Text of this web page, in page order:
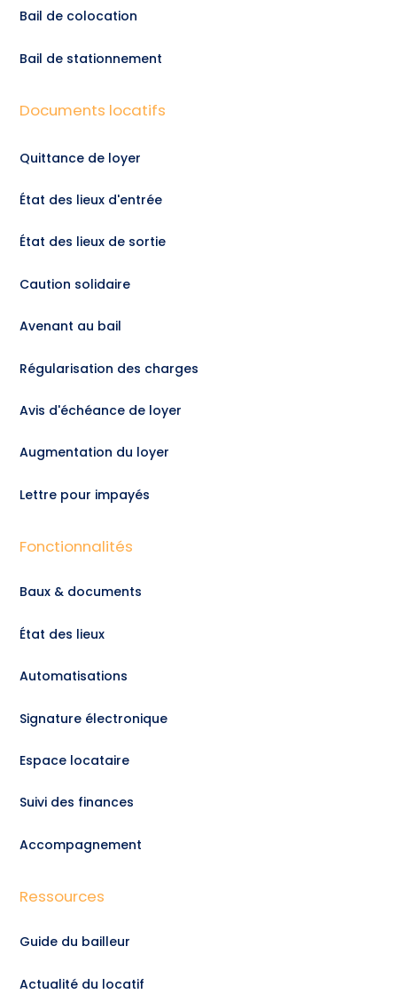
Bail de colocation
Bail de stationnement
Documents locatifs
Quittance de loyer
État des lieux d'entrée
État des lieux de sortie
Caution solidaire
Avenant au bail
Régularisation des charges
Avis d'échéance de loyer
Augmentation du loyer
Lettre pour impayés
Fonctionnalités
Baux & documents
État des lieux
Automatisations
Signature électronique
Espace locataire
Suivi des finances
Accompagnement
Ressources
Guide du bailleur
Actualité du locatif